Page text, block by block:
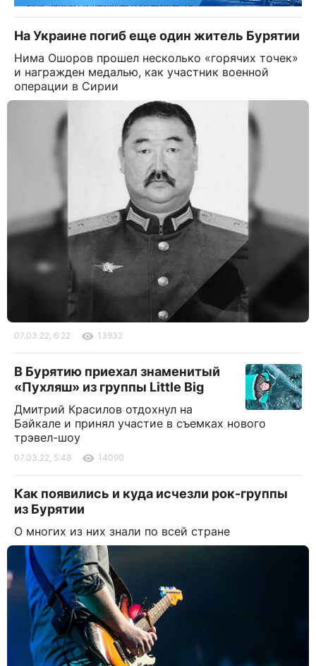
На Украине погиб еще один житель Бурятии
Нима Ошоров прошел несколько «горячих точек»
и награжден медалью, как участник военной
операции в Сирии
07.03.22, 6:22 13932
В Бурятию приехал знаменитый
«Пухляш» из группы Little Big
Дмитрий Красилов отдохнул на
Байкале и принял участие в съемках нового
трэвел-шоу
07.03.22, 5:48 14090
Как появились и куда исчезли рок-группы
из Бурятии
О многих из них знали по всей стране